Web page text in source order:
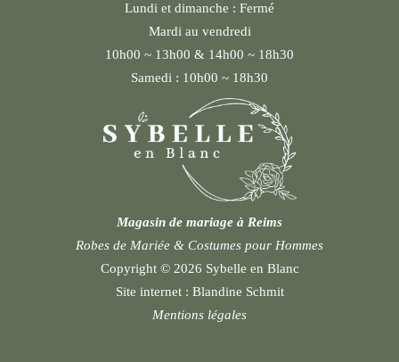
Lundi et dimanche : Fermé
Mardi au vendredi
10h00 ~ 13h00 & 14h00 ~ 18h30
Samedi : 10h00 ~ 18h30
Magasin de mariage à Reims
Robes de Mariée & Costumes pour Hommes
Copyright © 2026 Sybelle en Blanc
Site internet : Blandine Schmit
Mentions légales